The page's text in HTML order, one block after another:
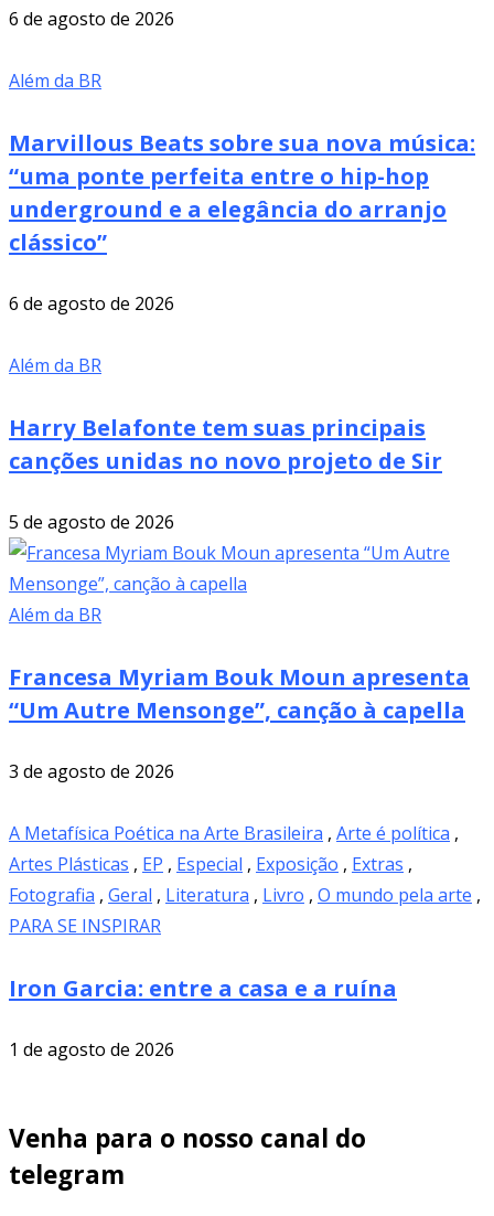
6 de agosto de 2026
Além da BR
Marvillous Beats sobre sua nova música:
“uma ponte perfeita entre o hip-hop
underground e a elegância do arranjo
clássico”
6 de agosto de 2026
Além da BR
Harry Belafonte tem suas principais
canções unidas no novo projeto de Sir
5 de agosto de 2026
Além da BR
Francesa Myriam Bouk Moun apresenta
“Um Autre Mensonge”, canção à capella
3 de agosto de 2026
A Metafísica Poética na Arte Brasileira , Arte é política ,
Artes Plásticas , EP , Especial , Exposição , Extras ,
Fotografia , Geral , Literatura , Livro , O mundo pela arte ,
PARA SE INSPIRAR
Iron Garcia: entre a casa e a ruína
1 de agosto de 2026
Venha para o nosso canal do
telegram